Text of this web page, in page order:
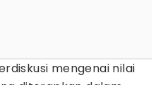
mengenai nilai